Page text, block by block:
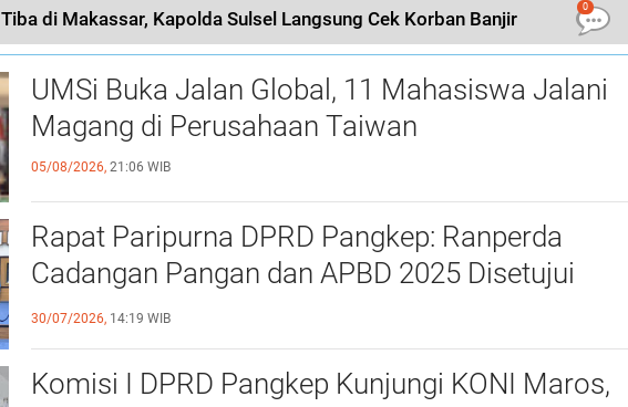
Tiba di Makassar, Kapolda Sulsel Langsung Cek Korban Banjir
0
UMSi Buka Jalan Global, 11 Mahasiswa Jalani
Magang di Perusahaan Taiwan
05/08/2026, 21:06 WIB
Rapat Paripurna DPRD Pangkep: Ranperda
Cadangan Pangan dan APBD 2025 Disetujui
dengan Sejumlah Catatan
30/07/2026, 14:19 WIB
Komisi I DPRD Pangkep Kunjungi KONI Maros,